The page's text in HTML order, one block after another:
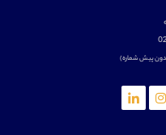
پیش شماره)